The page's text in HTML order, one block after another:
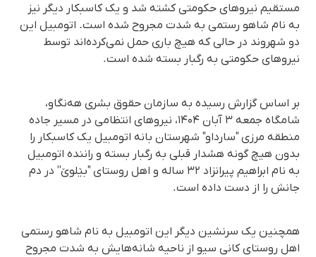
مستقیم نیروهای حکومتی کشته شد و یک کاسبکار دیگر نیز
به نام شاهو رستمی به شدت مجروح شده است. اتومبیل این
دو شهروند در حالی که هیچ باری حمل نمی‌کرده‌اند توسط
نیروهای حکومتی به رگبار بسته شده است.
بر اساس گزارش رسیده به سازمان حقوق بشری هه‌نگاو،
شامگاه جمعه ۳ آبان ۱۴۰۴، نیروهای انتظامی در مسیر جاده
منطقه مرزی "سارداو" شهرستان بانه اتومبیل یک کاسبکار را
بدون هیچ گونه هشدار قبلی به رگبار بسته و راننده اتومبیل
به نام ابراهیم پیرانزاد ۳۲ ساله و اهل روستای "بێلوێ'' در دم
جانش را از دست داده است.
همچنین یک سرنشین دیگر این اتومبیل به نام شاهو رستمی
اهل روستای کانی سیو از ناحیه شانه‌هایش به شدت مجروح